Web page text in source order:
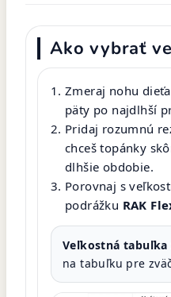
Ako vybrať
Zmeraj nohu
päty po najdlhší
Pridaj rozumnú
chceš topánky
dlhšie obdobie.
Porovnaj s
podrážku RAK
Veľkostná tabuľka
na tabuľku pre